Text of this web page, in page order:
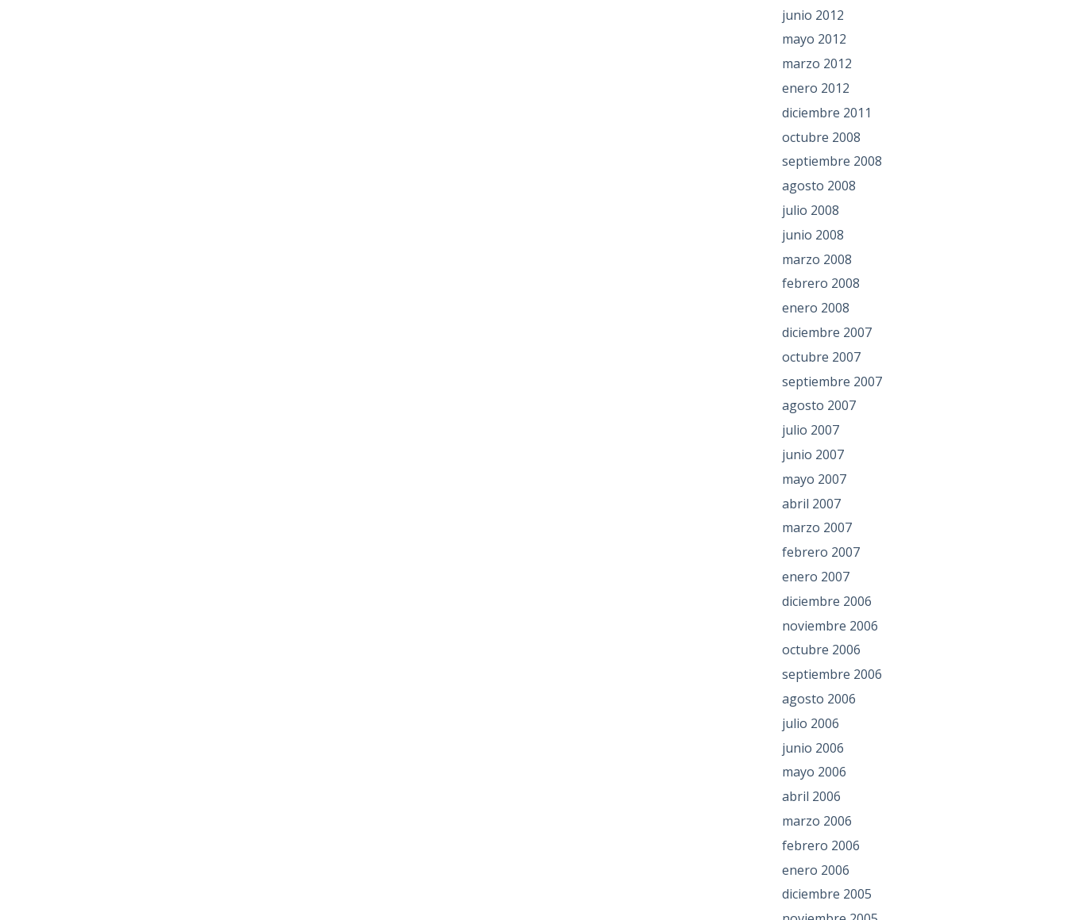
junio 2012
mayo 2012
marzo 2012
enero 2012
diciembre 2011
octubre 2008
septiembre 2008
agosto 2008
julio 2008
junio 2008
marzo 2008
febrero 2008
enero 2008
diciembre 2007
octubre 2007
septiembre 2007
agosto 2007
julio 2007
junio 2007
mayo 2007
abril 2007
marzo 2007
febrero 2007
enero 2007
diciembre 2006
noviembre 2006
octubre 2006
septiembre 2006
agosto 2006
julio 2006
junio 2006
mayo 2006
abril 2006
marzo 2006
febrero 2006
enero 2006
diciembre 2005